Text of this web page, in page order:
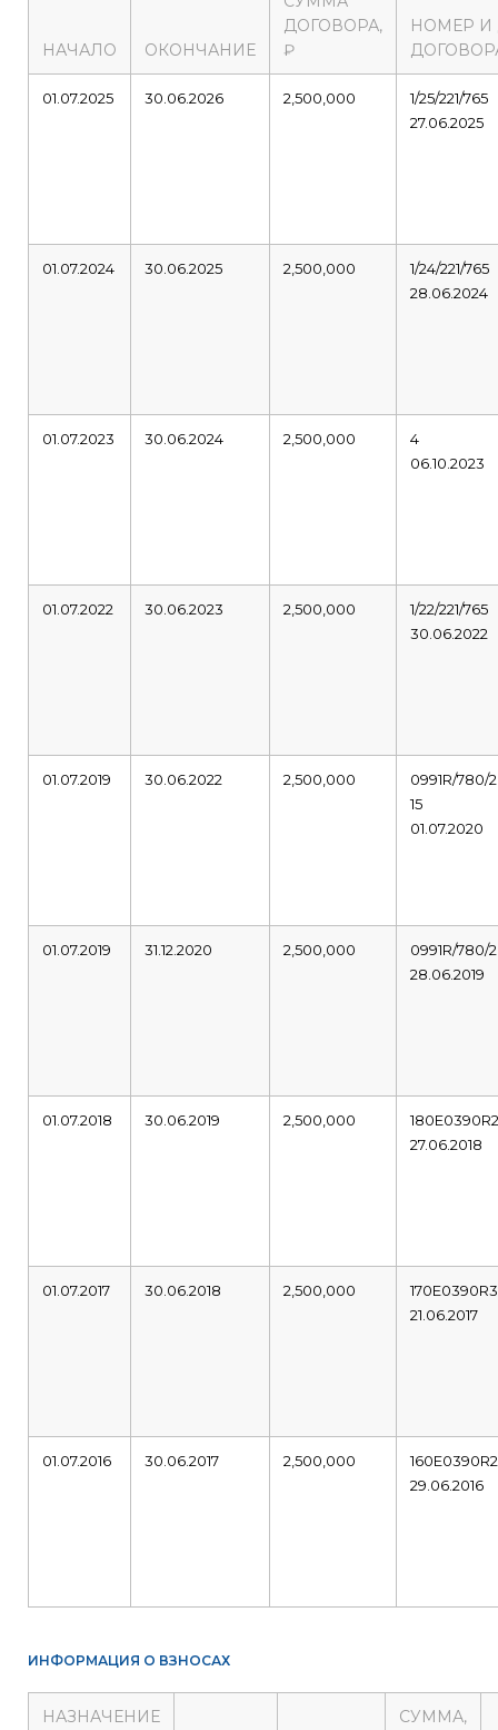
НАЧАЛО ОКОНЧАНИЕ
ДОГОВОРА,
₽
НОМЕР И
01.07.2025 30.06.2026 2,500,000
1/25/221/765
27.06.2025
01.07.2024 30.06.2025 2,500,000
1/24/221/765
28.06.2024
01.07.2023 30.06.2024 2,500,000
4
06.10.2023
01.07.2022 30.06.2023 2,500,000
1/22/221/765
30.06.2022
01.07.2019 30.06.2022 2,500,000
0991R/780/
15
01.07.2020
01.07.2019 31.12.2020 2,500,000
0991R/780/
28.06.2019
01.07.2018 30.06.2019 2,500,000
27.06.2018
01.07.2017 30.06.2018 2,500,000
21.06.2017
01.07.2016 30.06.2017 2,500,000
29.06.2016
ИНФОРМАЦИЯ О ВЗНОСАХ
НАЗНАЧЕНИЕ
СУММА,